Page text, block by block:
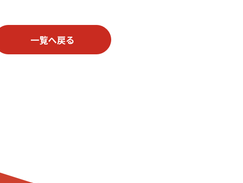
一覧へ戻る